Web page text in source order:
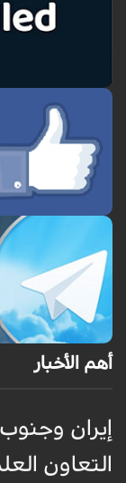
أهم الأخبار
إيران
التعاون